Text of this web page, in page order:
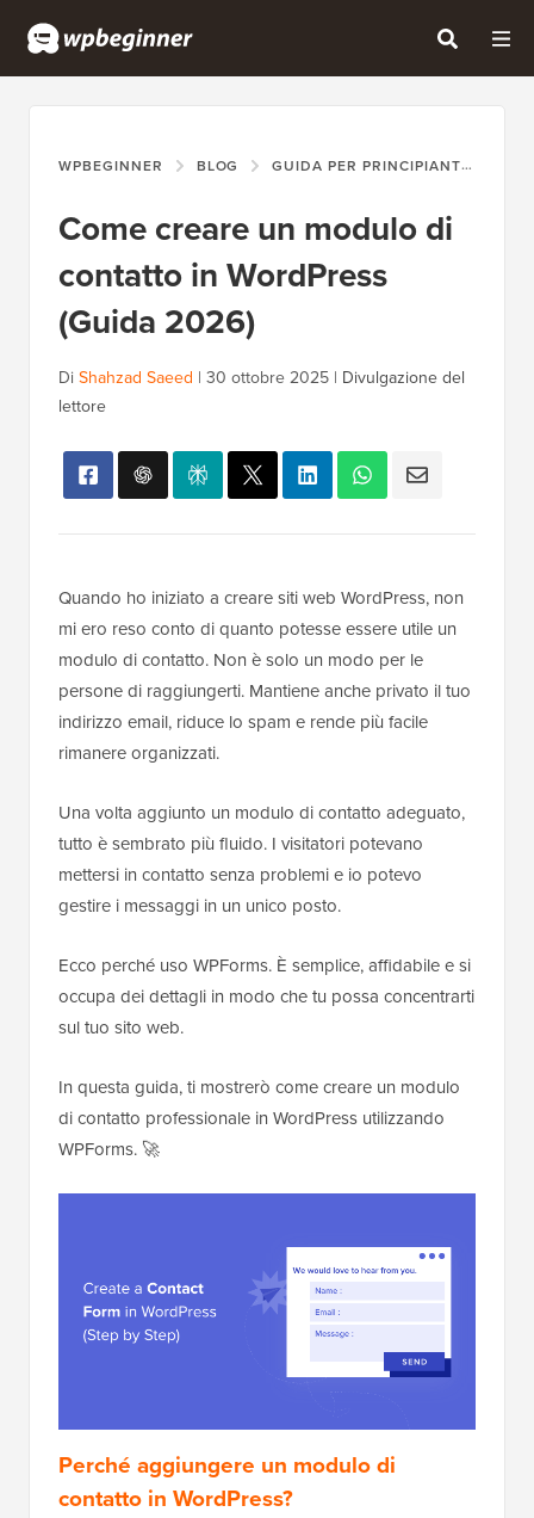
WPBEGINNER BLOG GUIDA PER PRINCIPIANTI
Come creare un modulo di
contatto in WordPress
(Guida 2026)
DiShahzad Saeed | 30 ottobre 2025 | Divulgazione del
lettore
Quando ho iniziato a creare siti web WordPress, non
mi ero reso conto di quanto potesse essere utile un
modulo di contatto. Non è solo un modo per le
persone di raggiungerti. Mantiene anche privato il tuo
indirizzo email, riduce lo spam e rende più facile
rimanere organizzati.
Una volta aggiunto un modulo di contatto adeguato,
tutto è sembrato più fluido. I visitatori potevano
mettersi in contatto senza problemi e io potevo
gestire i messaggi in un unico posto.
Ecco perché uso WPForms. È semplice, affidabile e si
occupa dei dettagli in modo che tu possa concentrarti
sul tuo sito web.
In questa guida, ti mostrerò come creare un modulo
di contatto professionale in WordPress utilizzando
WPForms. 🚀
Perché aggiungere un modulo di
contatto in WordPress?